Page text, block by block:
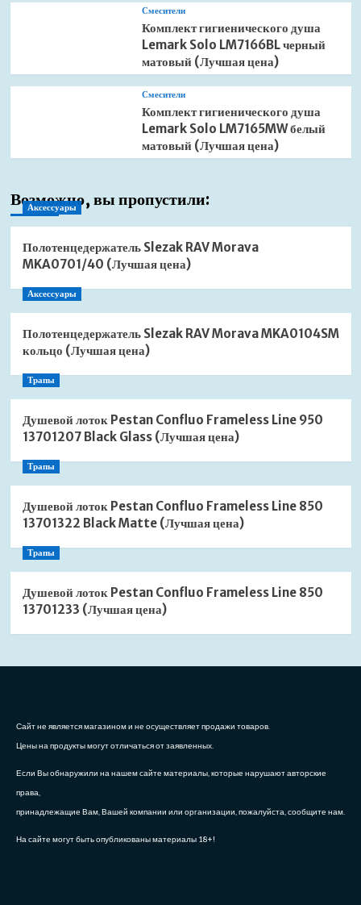
Смесители
Комплект гигиенического душа
Lemark Solo LM7166BL черный
матовый (Лучшая цена)
Смесители
Комплект гигиенического душа
Lemark Solo LM7165MW белый
матовый (Лучшая цена)
Возможно, вы пропустили:
Аксессуары
Полотенцедержатель Slezak RAV Morava
MKA0701/40 (Лучшая цена)
Аксессуары
Полотенцедержатель Slezak RAV Morava MKA0104SM
кольцо (Лучшая цена)
Трапы
Душевой лоток Pestan Confluo Frameless Line 950
13701207 Black Glass (Лучшая цена)
Трапы
Душевой лоток Pestan Confluo Frameless Line 850
13701322 Black Matte (Лучшая цена)
Трапы
Душевой лоток Pestan Confluo Frameless Line 850
13701233 (Лучшая цена)
Сайт не является магазином и не осуществляет продажи товаров.
Цены на продукты могут отличаться от заявленных.
Если Вы обнаружили на нашем сайте материалы, которые нарушают авторские
права,
принадлежащие Вам, Вашей компании или организации, пожалуйста, сообщите нам.
На сайте могут быть опубликованы материалы 18+!